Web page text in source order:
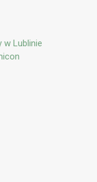
w Lublinie